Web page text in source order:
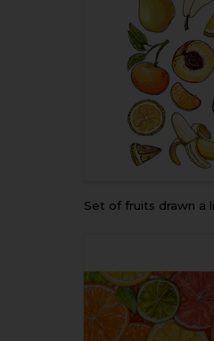
Set of fruits drawn a line on a white background. Vector sketch. Sketch line. Apple, pear,